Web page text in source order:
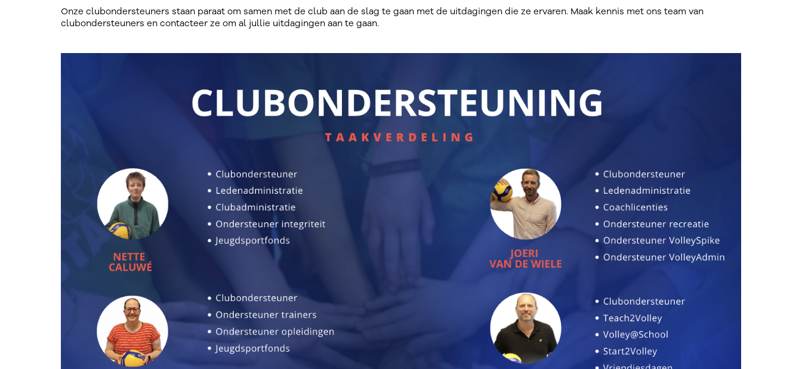
Onze clubondersteuners staan paraat om samen met de club aan de slag te gaan met de uitdagingen die ze ervaren. Maak kennis met ons team van
clubondersteuners en contacteer ze om al jullie uitdagingen aan te gaan.